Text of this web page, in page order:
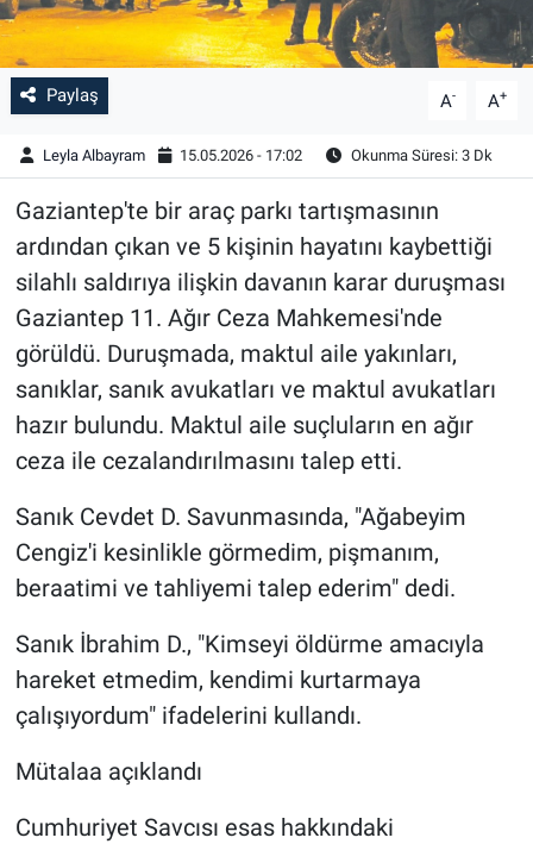
Paylaş A- A+
Leyla Albayram 15.05.2026 - 17:02 Okunma Süresi: 3 Dk
Gaziantep'te bir araç parkı tartışmasının
ardından çıkan ve 5 kişinin hayatını kaybettiği
silahlı saldırıya ilişkin davanın karar duruşması
Gaziantep 11. Ağır Ceza Mahkemesi'nde
görüldü. Duruşmada, maktul aile yakınları,
sanıklar, sanık avukatları ve maktul avukatları
hazır bulundu. Maktul aile suçluların en ağır
ceza ile cezalandırılmasını talep etti.
Sanık Cevdet D. Savunmasında, "Ağabeyim
Cengiz'i kesinlikle görmedim, pişmanım,
beraatimi ve tahliyemi talep ederim" dedi.
Sanık İbrahim D., "Kimseyi öldürme amacıyla
hareket etmedim, kendimi kurtarmaya
çalışıyordum" ifadelerini kullandı.
Mütalaa açıklandı
Cumhuriyet Savcısı esas hakkındaki